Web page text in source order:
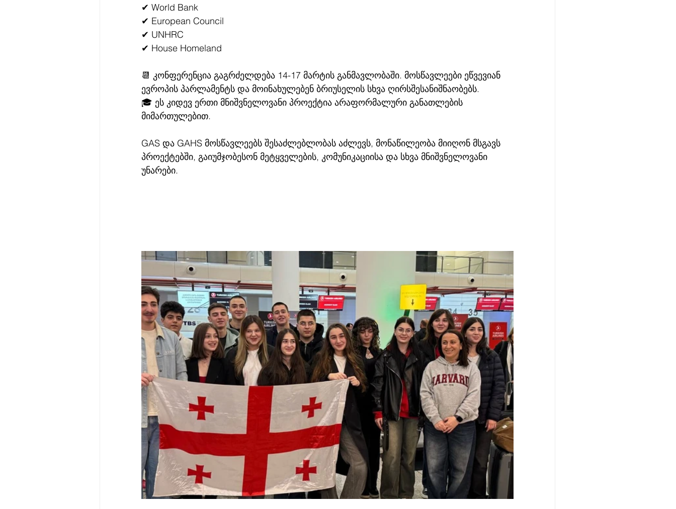
✔ World Bank
✔ European Council
✔ UNHRC
✔ House Homeland
📆 კონფერენცია გაგრძელდება 14-17 მარტის განმავლობაში. მოსწავლეები ეწვევიან
ევროპის პარლამენტს და მოინახულებენ ბრიუსელის სხვა ღირსშესანიშნაობებს.
🎓 ეს კიდევ ერთი მნიშვნელოვანი პროექტია არაფორმალური განათლების
მიმართულებით.
GAS და GAHS მოსწავლეებს შესაძლებლობას აძლევს, მონაწილეობა მიიღონ მსგავს
პროექტებში, გაიუმჯობესონ მეტყველების, კომუნიკაციისა და სხვა მნიშვნელოვანი
უნარები.